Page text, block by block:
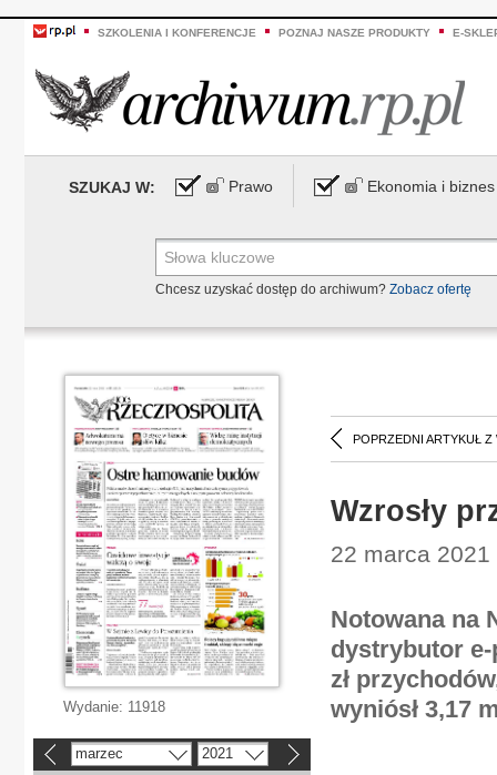
SZKOLENIA I KONFERENCJE POZNAJ NASZE PRODUKTY E-
SZUKAJ W: Prawo Ekonomia i biznes
Chcesz uzyskać dostęp do archiwum? Zobacz ofertę
POPRZEDNI ARTYKUŁ Z
Wzrosły
22 marca
Notowana na
dystrybutor e-
zł
wyniósł 3,17
Wydanie: 11918
marzec 2021